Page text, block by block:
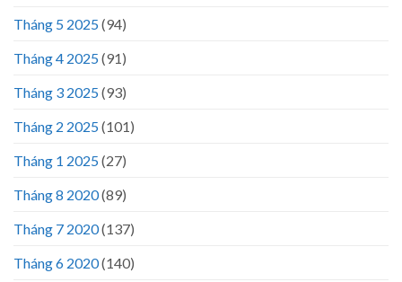
Tháng 5 2025(94)
Tháng 4 2025(91)
Tháng 3 2025(93)
Tháng 2 2025(101)
Tháng 1 2025(27)
Tháng 8 2020(89)
Tháng 7 2020(137)
Tháng 6 2020(140)